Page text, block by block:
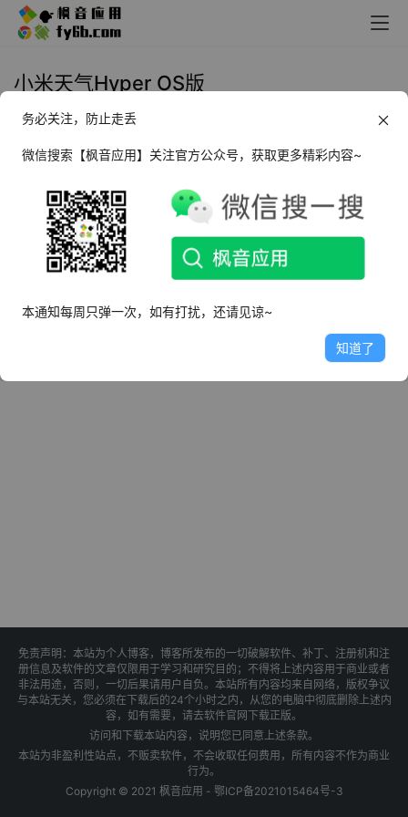
小米天气Hyper OS版
2024年11月30日
免责声明：本站为个人博客，博客所发布的一切破解软件、补丁、注册机和注
册信息及软件的文章仅限用于学习和研究目的；不得将上述内容用于商业或者
非法用途，否则，一切后果请用户自负。本站所有内容均来自网络，版权争议
与本站无关，您必须在下载后的24个小时之内，从您的电脑中彻底删除上述内
容，如有需要，请去软件官网下载正版。
访问和下载本站内容，说明您已同意上述条款。
本站为非盈利性站点，不贩卖软件，不会收取任何费用，所有内容不作为商业
行为。
Copyright © 2021 枫音应用 - 鄂ICP备2021015464号-3
务必关注，防止走丢
微信搜索【枫音应用】关注官方公众号，获取更多精彩内容~
本通知每周只弹一次，如有打扰，还请见谅~
知道了